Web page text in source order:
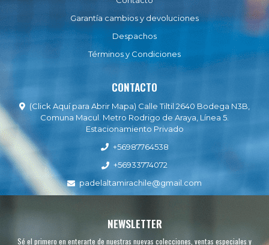
Garantía cambios y devoluciones
Despachos
Términos y Condiciones
CONTACTO
(Click Aquí para Abrir Mapa) Calle Tiltil 2640 Bodega N3B,
Comuna Macul. Metro Rodrigo de Araya, Línea 5.
Estacionamiento Privado
+56987764538
+56933774072
padelaltamirachile@gmail.com
NEWSLETTER
Sé el primero en enterarte de nuestras nuevas colecciones, ventas especiales y